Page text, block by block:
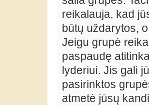
reikalauja, kad
būtų uždarytos,
Jeigu grupė
paspaudę
lyderiui. Jis gali
pasirinktos
atmetė jūsų